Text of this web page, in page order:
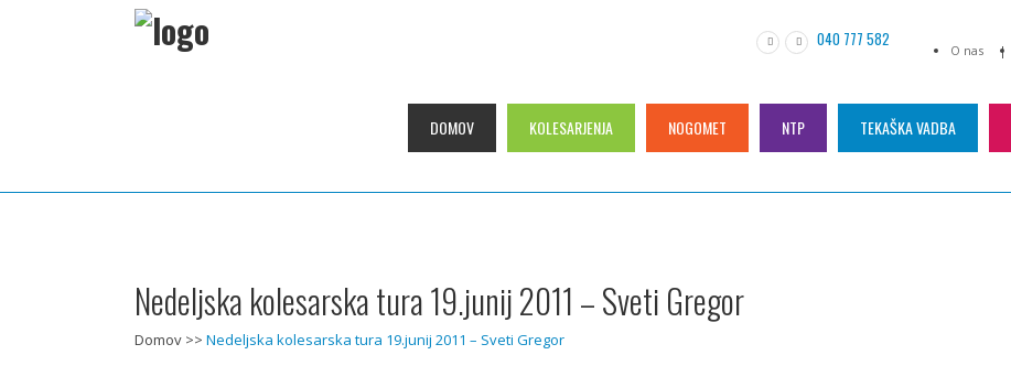
O nas
040 777 582
DOMOV KOLESARJENJA NOGOMET NTP TEKAŠKA VADBA
Nedeljska kolesarska tura 19.junij 2011 – Sveti Gregor
Domov >> Nedeljska kolesarska tura 19.junij 2011 – Sveti Gregor